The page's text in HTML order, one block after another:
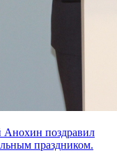
Анохин поздравил
праздником.